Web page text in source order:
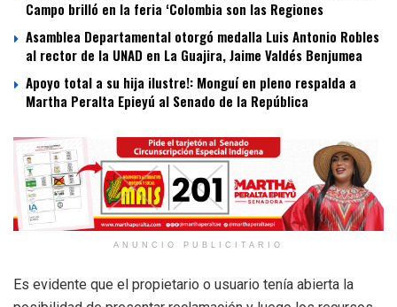
Campo brilló en la feria ‘Colombia son las Regiones
Asamblea Departamental otorgó medalla Luis Antonio Robles
al rector de la UNAD en La Guajira, Jaime Valdés Benjumea
Apoyo total a su hija ilustre!: Monguí en pleno respalda a
Martha Peralta Epieyú al Senado de la República
ANUNCIO PUBLICITARIO
Es evidente que el propietario o usuario tenía abierta la